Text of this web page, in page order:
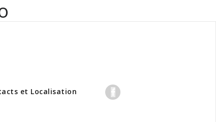
et Localisation